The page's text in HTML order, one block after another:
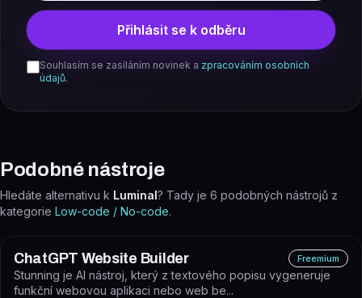
Přihlásit se k odběru
Souhlasím se zasíláním novinek a zpracováním osobních
údajů.
Podobné nástroje
Hledáte alternativu k Luminal? Tady je 6 podobných nástrojů z
kategorie Low-code / No-code.
ChatGPT Website Builder Freemium
Stunning je AI nástroj, který z textového popisu vygeneruje
funkční webovou aplikaci nebo web be...